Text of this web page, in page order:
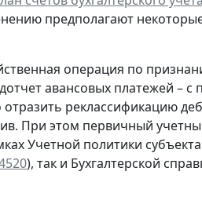
предполагают
операция по
авансовых платежей –
реклассификацию
При этом первичный
Учетной политики
), так и Бухгалтерской